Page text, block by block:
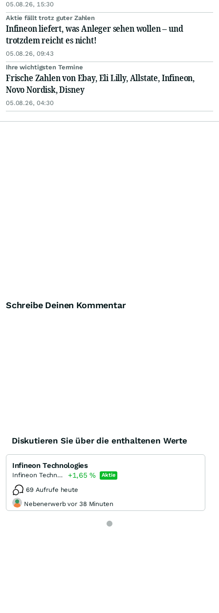
05.08.26, 15:30
Aktie fällt trotz guter Zahlen
Infineon liefert, was Anleger sehen wollen – und
trotzdem reicht es nicht!
05.08.26, 09:43
Ihre wichtigsten Termine
Frische Zahlen von Ebay, Eli Lilly, Allstate, Infineon,
Novo Nordisk, Disney
05.08.26, 04:30
Schreibe Deinen Kommentar
Diskutieren Sie über die enthaltenen Werte
Infineon Technologies
Infineon Technologies +1,65% Aktie
69 Aufrufe heute
Nebenerwerb vor 38 Minuten